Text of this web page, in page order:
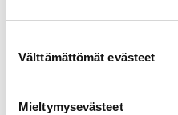
Välttämättömät evästeet
Mieltymysevästeet
sydänviasta huolimatta
Leirin aikana puhutaan